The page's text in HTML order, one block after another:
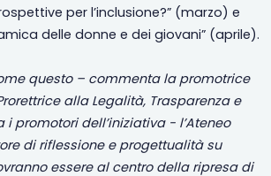
per l’inclusione?” (marzo) e
delle donne e dei giovani” (aprile).
questo – commenta la promotrice
alla Legalità, Trasparenza e
i promotori dell’iniziativa - l’Ateneo
di riflessione e progettualità su
essere al centro della ripresa di